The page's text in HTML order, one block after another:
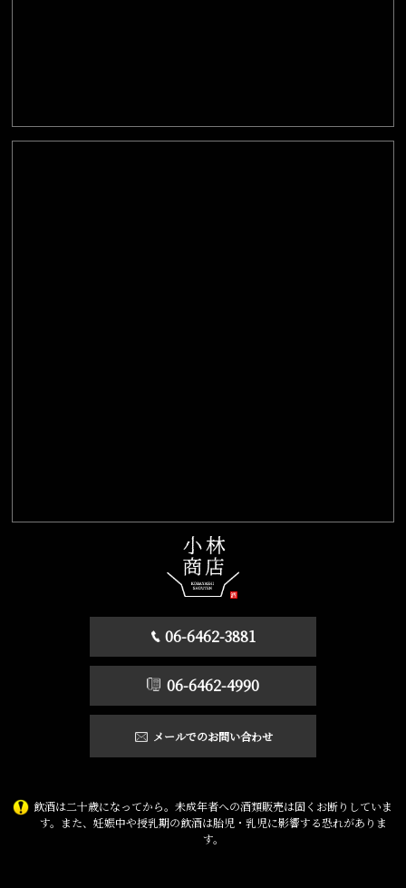
06-6462-3881
06-6462-4990
メールでのお問い合わせ
飲酒は二十歳になってから。未成年者への酒類販売は固くお断りしていま
す。また、妊娠中や授乳期の飲酒は胎児・乳児に影響する恐れがありま
す。